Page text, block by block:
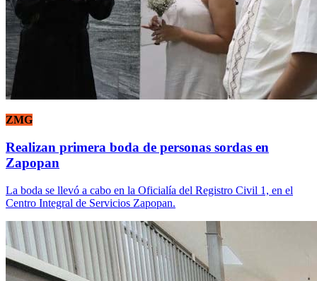
ZMG
Realizan primera boda de personas sordas en
Zapopan
La boda se llevó a cabo en la Oficialía del Registro Civil 1, en el
Centro Integral de Servicios Zapopan.